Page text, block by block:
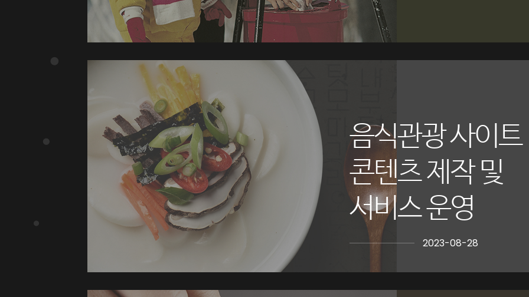
음식관광 사이트
콘텐츠 제작 및
서비스 운영
2023-08-28